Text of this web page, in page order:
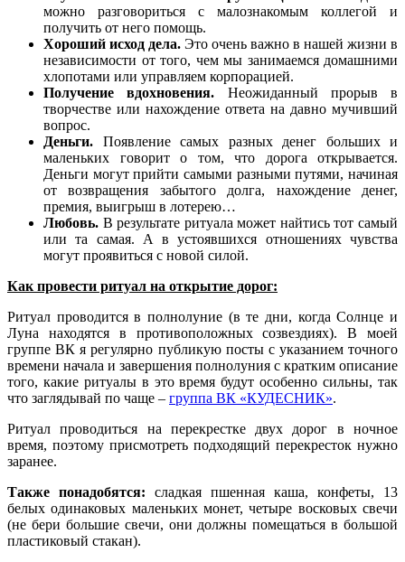
можно разговориться с малознакомым коллегой и
получить от него помощь.
Хороший исход дела. Это очень важно в нашей жизни в
независимости от того, чем мы занимаемся домашними
хлопотами или управляем корпорацией.
Получение вдохновения. Неожиданный прорыв в
творчестве или нахождение ответа на давно мучивший
вопрос.
Деньги. Появление самых разных денег больших и
маленьких говорит о том, что дорога открывается.
Деньги могут прийти самыми разными путями, начиная
от возвращения забытого долга, нахождение денег,
премия, выигрыш в лотерею…
Любовь. В результате ритуала может найтись тот самый
или та самая. А в устоявшихся отношениях чувства
могут проявиться с новой силой.
Как провести ритуал на открытие дорог:
Ритуал проводится в полнолуние (в те дни, когда Солнце и
Луна находятся в противоположных созвездиях). В моей
группе ВК я регулярно публикую посты с указанием точного
времени начала и завершения полнолуния с кратким описание
того, какие ритуалы в это время будут особенно сильны, так
что заглядывай по чаще – группа ВК «КУДЕСНИК».
Ритуал проводиться на перекрестке двух дорог в ночное
время, поэтому присмотреть подходящий перекресток нужно
заранее.
Также понадобятся: сладкая пшенная каша, конфеты, 13
белых одинаковых маленьких монет, четыре восковых свечи
(не бери большие свечи, они должны помещаться в большой
пластиковый стакан).